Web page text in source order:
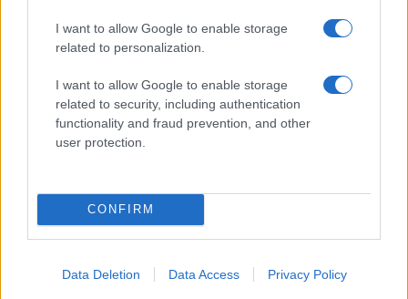
I want to allow Google to enable storage
related to personalization.
I want to allow Google to enable storage
related to security, including authentication
functionality and fraud prevention, and other
user protection.
CONFIRM
Data Deletion Data Access Privacy Policy
Όμιλος ΔΕΗ: Νέα συμφωνία για χαρτοφυλάκιο έργων ΑΠΕ
άνω των 2 GW σε Πολωνία και Ουγγαρία
Fourlis: Συμφωνία για την